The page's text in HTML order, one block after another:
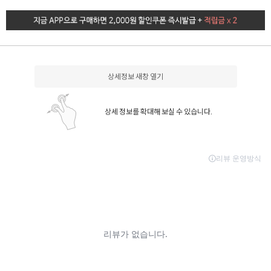
상세정보 새창 열기
상세 정보를 확대해 보실 수 있습니다.